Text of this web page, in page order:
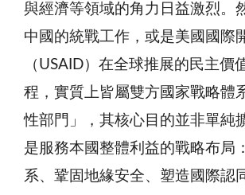
與經濟等領域的角力日益激烈。
中國的統戰工作，或是美國國際
（USAID）在全球推展的民主價
程，實質上皆屬雙方國家戰略體
性部門」，其核心目的並非單純
是服務本國整體利益的戰略布局
系、鞏固地緣安全、塑造國際認